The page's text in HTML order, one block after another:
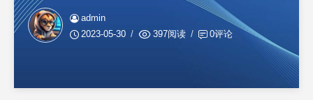
admin
2023-05-30
397阅读 0评论